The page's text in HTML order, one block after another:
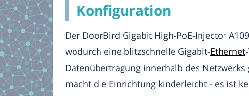
Konfiguration
Der DoorBird Gigabit High-PoE-Injector
wodurch eine blitzschnelle Gigabit-Ethernet
Datenübertragung innerhalb des
macht die Einrichtung kinderleicht - es ist